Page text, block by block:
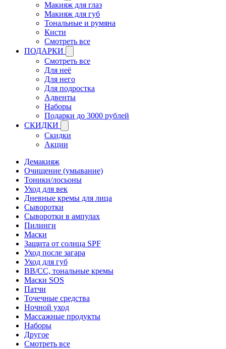
Макияж для глаз
Макияж для губ
Тональные и румяна
Кисти
Смотреть все
ПОДАРКИ
Смотреть все
Для неё
Для него
Для подростка
Адвенты
Наборы
Подарки до 3000 рублей
СКИДКИ
Скидки
Акции
Демакияж
Очищение (умывание)
Тоники/лосьоны
Уход для век
Дневные кремы для лица
Сыворотки
Сыворотки в ампулах
Пилинги
Маски
Защита от солнца SPF
Уход после загара
Уход для губ
BB/CC, тональные кремы
Маски SOS
Патчи
Точечные средства
Ночной уход
Массажные продукты
Наборы
Другое
Смотреть все